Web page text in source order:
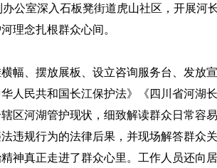
真机
示
公室深入石板凳街道虎山社区，开展河
理念扎根群众心间。
幅、摆放展板、设立咨询服务台、发放
人民共和国长江保护法》《四川省河湖
区河湖管护现状，细致解读群众日常容
违规行为的法律后果，并现场解答群众关
神真正走进了群众心里。工作人员还向